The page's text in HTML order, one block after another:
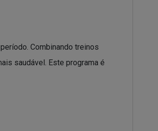
Combinando treinos
saudável. Este programa é